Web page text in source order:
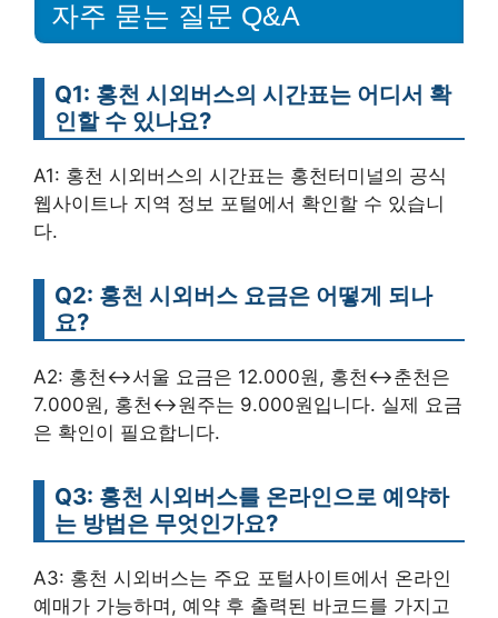
자주 묻는 질문 Q&A
Q1: 홍천 시외버스의 시간표는 어디서 확
인할 수 있나요?
A1: 홍천 시외버스의 시간표는 홍천터미널의 공식
웹사이트나 지역 정보 포털에서 확인할 수 있습니
다.
Q2: 홍천 시외버스 요금은 어떻게 되나
요?
A2: 홍천↔서울 요금은 12.000원, 홍천↔춘천은
7.000원, 홍천↔원주는 9.000원입니다. 실제 요금
은 확인이 필요합니다.
Q3: 홍천 시외버스를 온라인으로 예약하
는 방법은 무엇인가요?
A3: 홍천 시외버스는 주요 포털사이트에서 온라인
예매가 가능하며, 예약 후 출력된 바코드를 가지고